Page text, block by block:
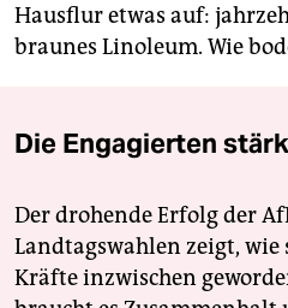
Hausflur etwas auf:
braunes Linoleum. Wie
Die Engagierten
Der drohende Erfolg der
Landtagswahlen zeigt,
Kräfte inzwischen